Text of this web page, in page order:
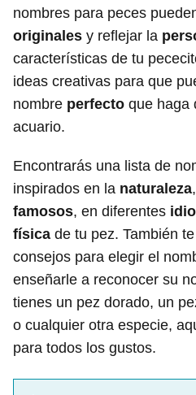
nombres para peces
originales y reflejar la
características de tu
ideas creativas para que
nombre perfecto que haga
acuario.
Encontrarás una lista de
inspirados en la naturaleza
famosos, en diferentes
física de tu pez. También
consejos para elegir el
enseñarle a reconocer su
tienes un pez dorado, un
o cualquier otra especie,
para todos los gustos.